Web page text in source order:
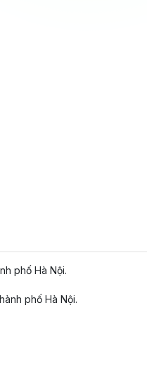
phố Hà Nội.
phố Hà Nội.